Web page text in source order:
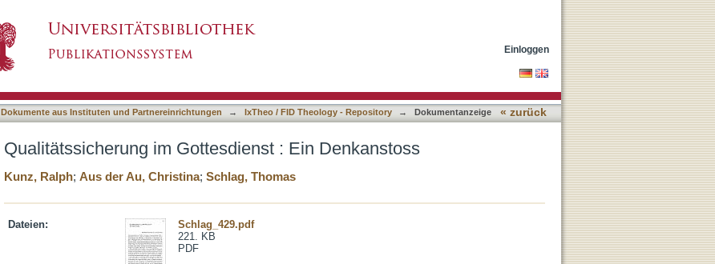
Einloggen
Dokumente aus Instituten und Partnereinrichtungen → IxTheo / FID Theology - Repository → Dokumentanzeige « zurück
Qualitätssicherung im Gottesdienst : Ein Denkanstoss
Kunz, Ralph; Aus der Au, Christina; Schlag, Thomas
Dateien:
Schlag_429.pdf
221. KB
PDF